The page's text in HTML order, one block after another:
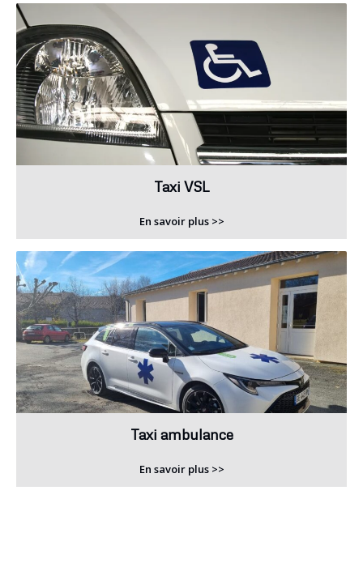
Taxi VSL
En savoir plus >>
Taxi ambulance
En savoir plus >>